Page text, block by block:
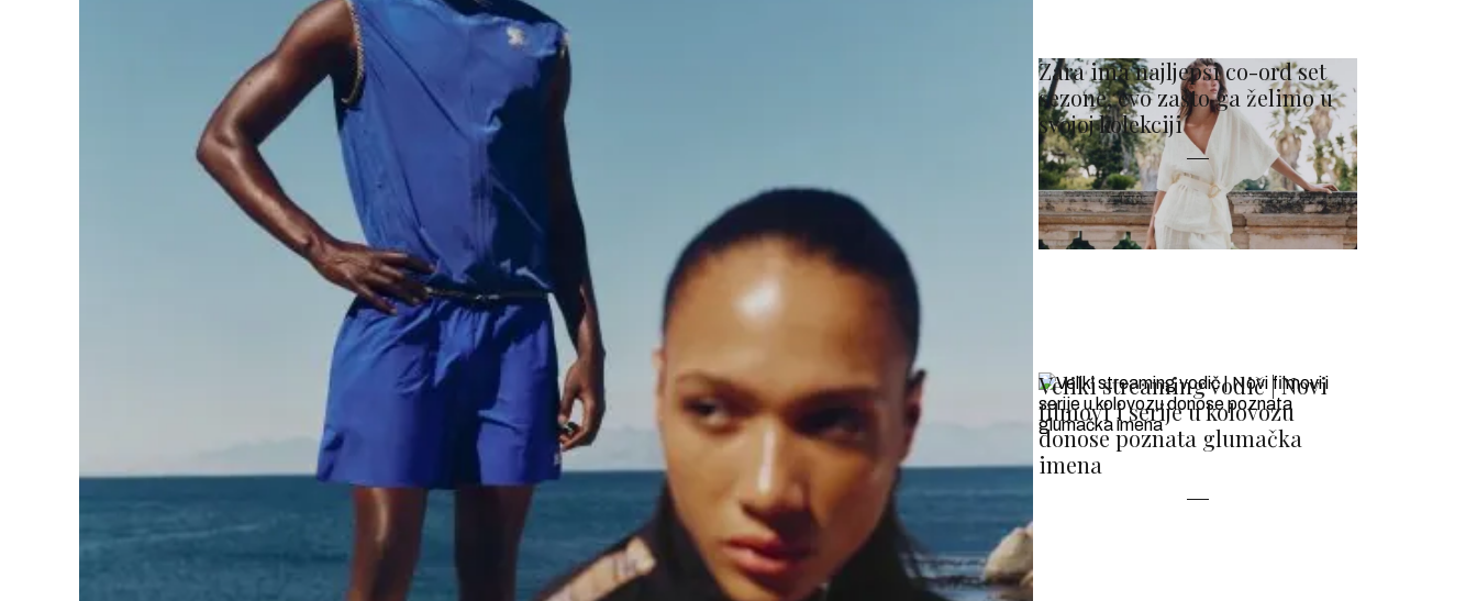
Zara ima najljepši co-ord set
sezone, evo zašto ga želimo u
svojoj kolekciji
Veliki streaming vodič | Novi
filmovi i serije u kolovozu
donose poznata glumačka
imena